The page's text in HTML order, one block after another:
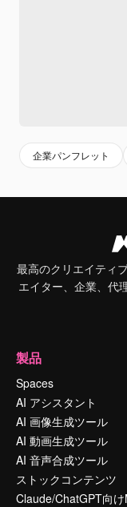
企業パンフレット
最高のクリエイティ
エイター、企業、代
製品
Spaces
AI アシスタント
AI 画像生成ツール
AI 動画生成ツール
AI 音声合成ツール
ストックコンテンツ
Claude/ChatGPT向